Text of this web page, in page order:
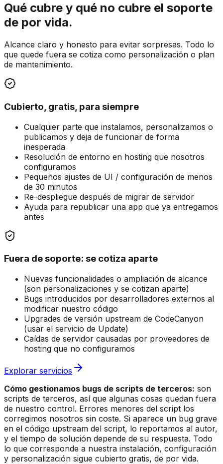
Qué cubre y qué no cubre el soporte
de por vida.
Alcance claro y honesto para evitar sorpresas. Todo lo
que quede fuera se cotiza como personalización o plan
de mantenimiento.
Cubierto, gratis, para siempre
Cualquier parte que instalamos, personalizamos o
publicamos y deja de funcionar de forma
inesperada
Resolución de entorno en hosting que nosotros
configuramos
Pequeños ajustes de UI / configuración de menos
de 30 minutos
Re-despliegue después de migrar de servidor
Ayuda para republicar una app que ya entregamos
antes
Fuera de soporte: se cotiza aparte
Nuevas funcionalidades o ampliación de alcance
(son personalizaciones y se cotizan aparte)
Bugs introducidos por desarrolladores externos al
modificar nuestro código
Upgrades de versión upstream de CodeCanyon
(usar el servicio de Update)
Caídas de servidor causadas por proveedores de
hosting que no configuramos
Explorar servicios
Cómo gestionamos bugs de scripts de terceros: son
scripts de terceros, así que algunas cosas quedan fuera
de nuestro control. Errores menores del script los
corregimos nosotros sin coste. Si aparece un bug grave
en el código upstream del script, lo reportamos al autor,
y el tiempo de solución depende de su respuesta. Todo
lo que corresponde a nuestra instalación, configuración
y personalización sigue cubierto gratis, de por vida.